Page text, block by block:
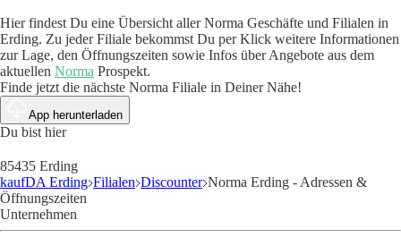
Hier findest Du eine Übersicht aller Norma Geschäfte und Filialen in
Erding. Zu jeder Filiale bekommst Du per Klick weitere Informationen
zur Lage, den Öffnungszeiten sowie Infos über Angebote aus dem
aktuellen Norma Prospekt.
Finde jetzt die nächste Norma Filiale in Deiner Nähe!
App herunterladen
Du bist hier
85435 Erding
kaufDA Erding Filialen Discounter Norma Erding - Adressen &
Öffnungszeiten
Unternehmen